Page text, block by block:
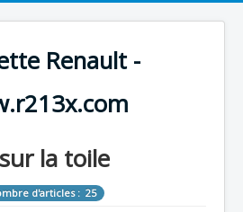
Renault -
la toile
d'articles : 25